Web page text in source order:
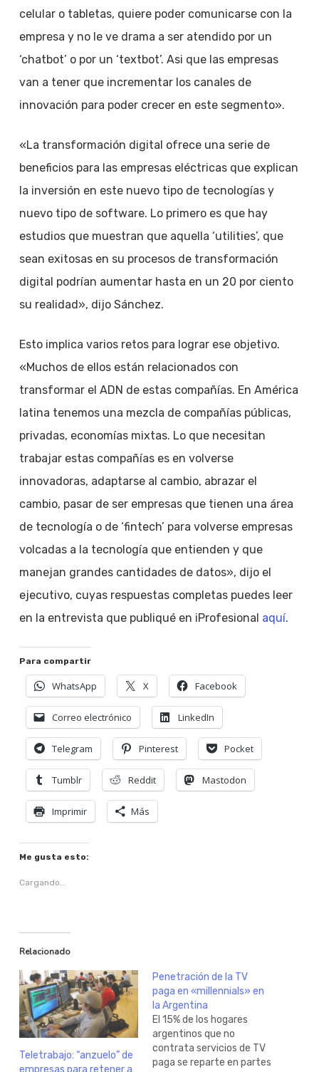
celular o tabletas, quiere poder comunicarse con la
empresa y no le ve drama a ser atendido por un
‘chatbot’ o por un ‘textbot’. Asi que las empresas
van a tener que incrementar los canales de
innovación para poder crecer en este segmento».
«La transformación digital ofrece una serie de
beneficios para las empresas eléctricas que explican
la inversión en este nuevo tipo de tecnologías y
nuevo tipo de software. Lo primero es que hay
estudios que muestran que aquella ‘utilities’, que
sean exitosas en su procesos de transformación
digital podrían aumentar hasta en un 20 por ciento
su realidad», dijo Sánchez.
Esto implica varios retos para lograr ese objetivo.
«Muchos de ellos están relacionados con
transformar el ADN de estas compañías. En América
latina tenemos una mezcla de compañías públicas,
privadas, economías mixtas. Lo que necesitan
trabajar estas compañías es en volverse
innovadoras, adaptarse al cambio, abrazar el
cambio, pasar de ser empresas que tienen una área
de tecnología o de ‘fintech’ para volverse empresas
volcadas a la tecnología que entienden y que
manejan grandes cantidades de datos», dijo el
ejecutivo, cuyas respuestas completas puedes leer
en la entrevista que publiqué en iProfesional aquí.
Para compartir
WhatsApp X Facebook
Correo electrónico LinkedIn
Telegram Pinterest Pocket
Tumblr Reddit Mastodon
Imprimir Más
Me gusta esto:
Cargando...
Relacionado
Teletrabajo: “anzuelo” de
Penetración de la TV
paga en «millennials» en
la Argentina
El 15% de los hogares
argentinos que no
contrata servicios de TV
paga se reparte en partes